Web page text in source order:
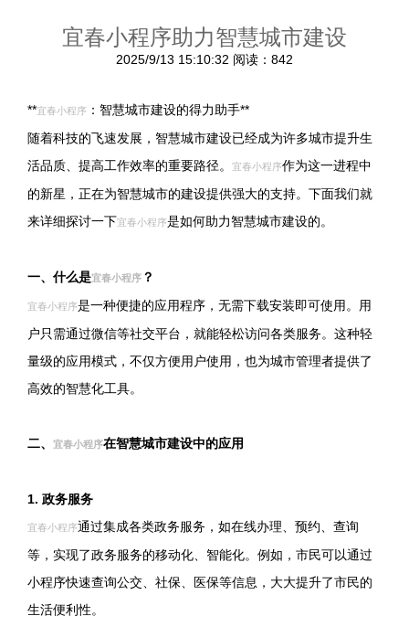
宜春小程序助力智慧城市建设
2025/9/13 15:10:32 阅读：842
**宜春小程序 ：智慧城市建设的得力助手**
随着科技的飞速发展，智慧城市建设已经成为许多城市提升生
活品质、提高工作效率的重要路径。
宜春小程序作为这一进程中
的新星，正在为智慧城市的建设提供强大的支持。下面我们就
来详细探讨一下宜春小程序是如何助力智慧城市建设的。
一、什么是宜春小程序 ？
宜春小程序是一种便捷的应用程序，无需下载安装即可使用。用
户只需通过微信等社交平台，就能轻松访问各类服务。这种轻
量级的应用模式，不仅方便用户使用，也为城市管理者提供了
高效的智慧化工具。
二、 宜春小程序在智慧城市建设中的应用
1. 政务服务
宜春小程序通过集成各类政务服务，如在线办理、预约、查询
等，实现了政务服务的移动化、智能化。例如，市民可以通过
小程序快速查询公交、社保、医保等信息，大大提升了市民的
生活便利性。